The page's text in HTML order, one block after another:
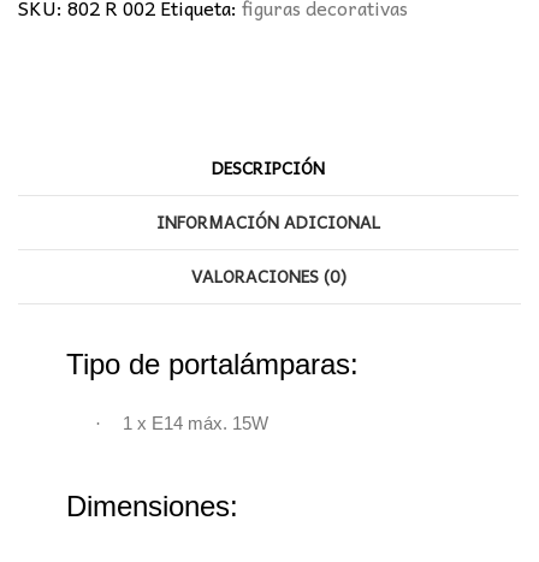
SKU: 802 R 002Etiqueta: figuras decorativas
DESCRIPCIÓN
INFORMACIÓN ADICIONAL
VALORACIONES (0)
Tipo de portalámparas:
· 1 x E14 máx. 15W
Dimensiones: